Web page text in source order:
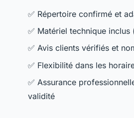
✅ Répertoire confirmé et
✅ Matériel technique
✅ Avis clients vérifiés et
✅ Flexibilité dans les
✅ Assurance
validité